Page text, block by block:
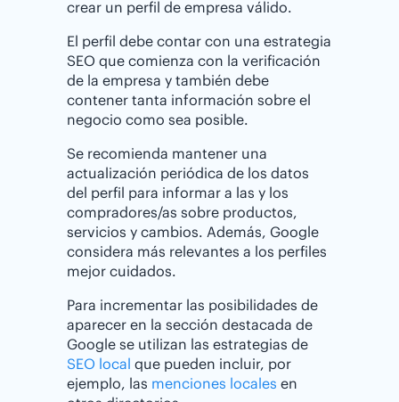
crear un perfil de empresa válido.
El perfil debe contar con una estrategia
SEO que comienza con la verificación
de la empresa y también debe
contener tanta información sobre el
negocio como sea posible.
Se recomienda mantener una
actualización periódica de los datos
del perfil para informar a las y los
compradores/as sobre productos,
servicios y cambios. Además, Google
considera más relevantes a los perfiles
mejor cuidados.
Para incrementar las posibilidades de
aparecer en la sección destacada de
Google se utilizan las estrategias de
SEO local que pueden incluir, por
ejemplo, las menciones locales en